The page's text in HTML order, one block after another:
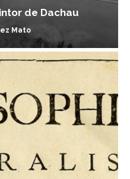
de Dachau
Mato